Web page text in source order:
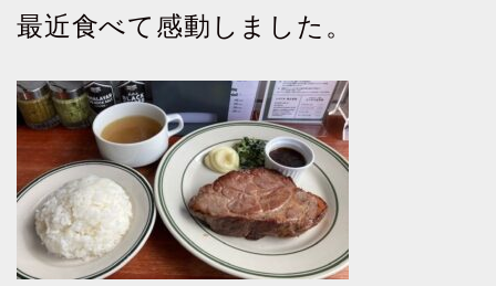
最近食べて感動しました。